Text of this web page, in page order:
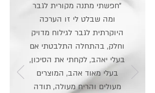
"חפשתי מתנה מקורית לגבר
ומה שבלט לי זו הערכה
היוקרתית לגבר לגילוח מדויק
וחלק, בהתחלה התלבטתי אם
בעלי יאהב, לקחתי את הסיכון,
בעלי מאוד אהב, המוצרים
מעולים והריח מעולה, תודה